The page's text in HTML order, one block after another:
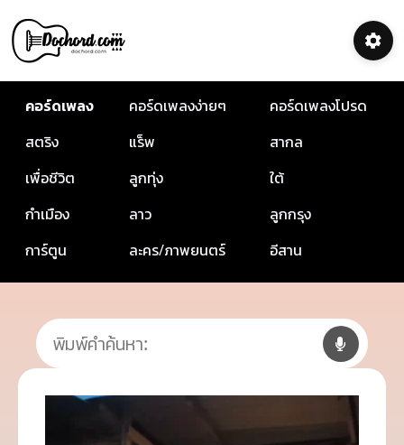
คอร์ดเพลง คอร์ดเพลงง่ายๆ
คอร์ดเพลงโปรด
สตริง
แร็พ
สากล
เพื่อชีวิต
ลูกทุ่ง
ใต้
กำเมือง
ลาว
ลูกกรุง
การ์ตูน
ละคร/ภาพยนตร์ อีสาน